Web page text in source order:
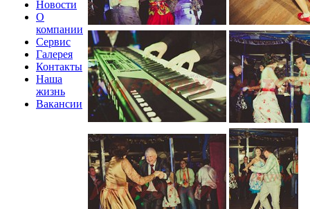
Новости
О
компании
Сервис
Галерея
Контакты
Наша
жизнь
Вакансии